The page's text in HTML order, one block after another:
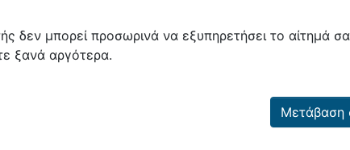
δεν μπορεί προσωρινά να εξυπηρετήσει το
ξανά αργότερα.
Μετάβαση